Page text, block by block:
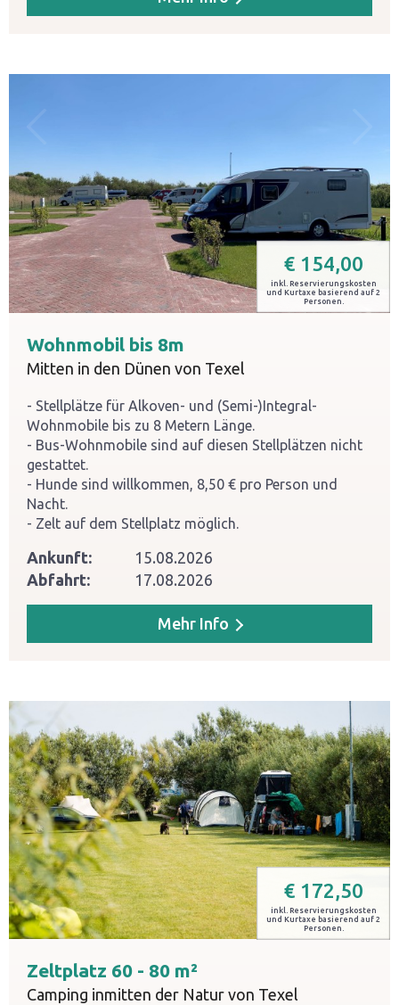
€ 154,00
inkl. Reservierungskosten
und Kurtaxe basierend auf 2
Personen.
Wohnmobil bis 8m
Mitten in den Dünen von Texel
Stellplätze für Alkoven- und (Semi-)Integral-
Wohnmobile bis zu 8 Metern Länge.
Bus-Wohnmobile sind auf diesen Stellplätzen nicht
gestattet.
Hunde sind willkommen, 8,50 € pro Person und
Nacht.
Zelt auf dem Stellplatz möglich.
Ankunft:
15.08.2026
Abfahrt:
17.08.2026
Mehr Info
€ 172,50
inkl. Reservierungskosten
und Kurtaxe basierend auf 2
Personen.
Zeltplatz 60 - 80 m²
Camping inmitten der Natur von Texel